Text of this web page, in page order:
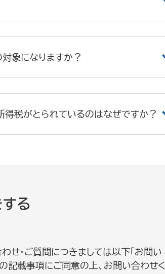
象になりますか？
得税がとられているのはなぜですか？
る
・ご質問につきましては以下「お問い
記載事項にご同意の上、お問い合わせく